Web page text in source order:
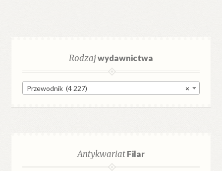
Rodzajwydawnictwa
×
Przewodnik (4 227)
AntykwariatFilar